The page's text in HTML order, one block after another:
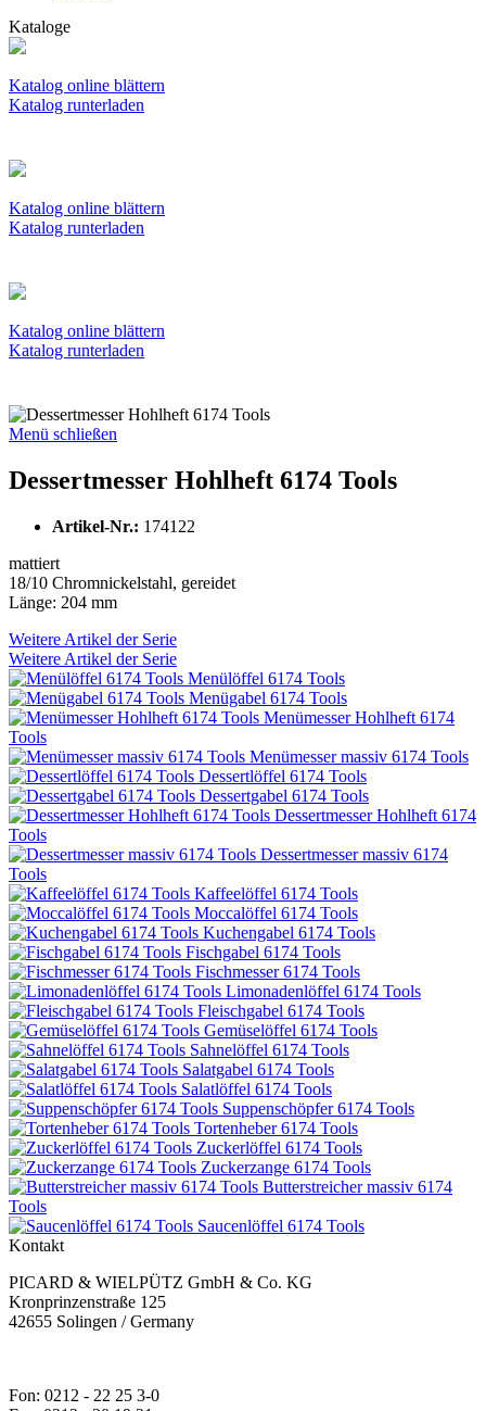
Kataloge
Katalog online blättern
Katalog runterladen
Katalog online blättern
Katalog runterladen
Katalog online blättern
Katalog runterladen
Menü schließen
Dessertmesser Hohlheft 6174 Tools
Artikel-Nr.: 174122
mattiert
18/10 Chromnickelstahl, gereidet
Länge: 204 mm
Weitere Artikel der Serie
Weitere Artikel der Serie
Menülöffel 6174 Tools
Menügabel 6174 Tools
Menümesser Hohlheft 6174
Tools
Menümesser massiv 6174 Tools
Dessertlöffel 6174 Tools
Dessertgabel 6174 Tools
Dessertmesser Hohlheft 6174
Tools
Dessertmesser massiv 6174
Tools
Kaffeelöffel 6174 Tools
Moccalöffel 6174 Tools
Kuchengabel 6174 Tools
Fischgabel 6174 Tools
Fischmesser 6174 Tools
Limonadenlöffel 6174 Tools
Fleischgabel 6174 Tools
Gemüselöffel 6174 Tools
Sahnelöffel 6174 Tools
Salatgabel 6174 Tools
Salatlöffel 6174 Tools
Suppenschöpfer 6174 Tools
Tortenheber 6174 Tools
Zuckerlöffel 6174 Tools
Zuckerzange 6174 Tools
Butterstreicher massiv 6174
Tools
Saucenlöffel 6174 Tools
Kontakt
PICARD & WIELPÜTZ GmbH & Co. KG
Kronprinzenstraße 125
42655 Solingen / Germany
Fon: 0212 - 22 25 3-0